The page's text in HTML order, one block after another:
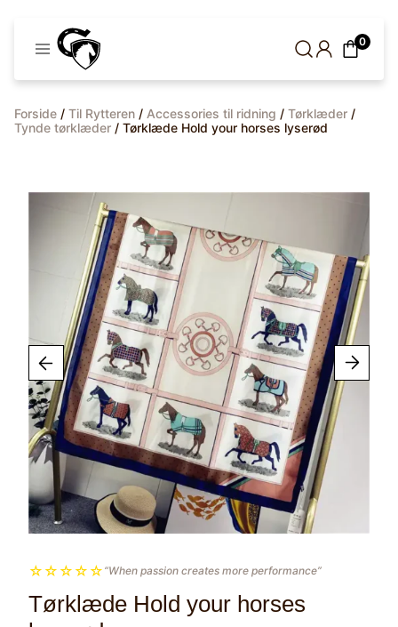
0
Forside / Til Rytteren / Accessories til ridning / Tørklæder /
Tynde tørklæder / Tørklæde Hold your horses lyserød
☆ ☆ ☆ ☆ ☆ “When passion creates more performance”
Tørklæde Hold your horses